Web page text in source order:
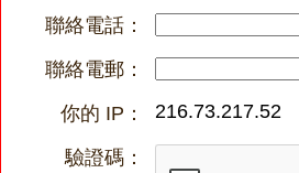
聯絡電話：
聯絡電郵：
你的 IP：
216.73.217.52
驗證碼：